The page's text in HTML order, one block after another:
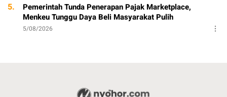
5.
Pemerintah Tunda Penerapan Pajak Marketplace,
Menkeu Tunggu Daya Beli Masyarakat Pulih
5/08/2026